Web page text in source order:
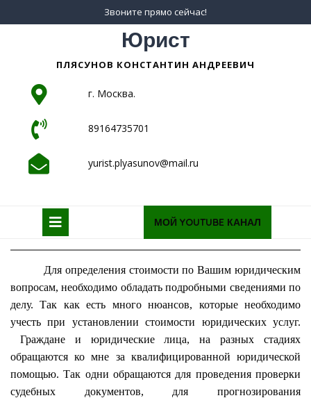
to
Звоните прямо сейчас!
Юрист
ПЛЯСУНОВ КОНСТАНТИН АНДРЕЕВИЧ
г. Москва.
89164735701
yurist.plyasunov@mail.ru
Button
МОЙ YOUTUBE КАНАЛRequest
quote
Для определения стоимости по Вашим юридическим
вопросам, необходимо обладать подробными сведениями по
делу. Так как есть много нюансов, которые необходимо
учесть при установлении стоимости юридических услуг.
Граждане и юридические лица, на разных стадиях
обращаются ко мне за квалифицированной юридической
помощью. Так одни обращаются для проведения проверки
судебных документов, для прогнозирования